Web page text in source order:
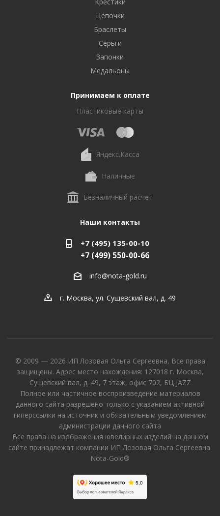
Цепочки
Браслеты
Серьги
Запонки
Медальоны
Принимаем к оплате
Пластиковые карты
Яндекс.Касса
Наличные
Безналичный расчет
Наши контакты
+7 (495) 135-00-10
+7 (499) 550-00-66
info@nota-gold.ru
г. Москва, ул. Сущевский вал, д. 49
© 2009 — 2026 ИП Лозовая Ольга Сергеевна, Все права
защищены. Адрес место нахождения: 127018 г. Москва,
Сущевский вал, д. 49, 7 этаж, офис 702, БЦ JAZZ
Полное или частичное воспроизведение материалов
данного сайта разрешено только с указанием активной
гиперссылки на источник и обязательным уведомлением
администрации данного сайта
Все права на изображения ювелирных изделий на данном
сайте принадлежат компании ИП Лозовая Ольга Сергеевна.
Nota-Gold®